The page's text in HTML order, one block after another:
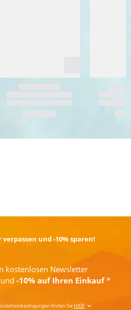
und -10% sparen!
kostenlosen Newsletter
-10% auf Ihren Einkauf*
finden SieHIER